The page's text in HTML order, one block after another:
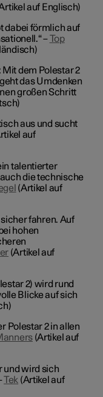
auf Englisch)
dabei förmlich auf
–Top
Mit dem Polestar 2
das Umdenken
großen Schritt
aus und sucht
auf
talentierter
die technische
(Artikel auf
fahren. Auf
hohen
(Artikel auf
2) wird rund
Blicke auf sich
Polestar 2 in allen
(Artikel auf
und wird sich
Tek (Artikel auf